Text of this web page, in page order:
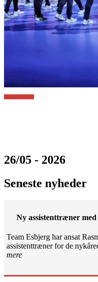
26/05 - 2026
Seneste nyheder
Ny assistenttræner
Team Esbjerg har ansat
assistenttræner for de
mere